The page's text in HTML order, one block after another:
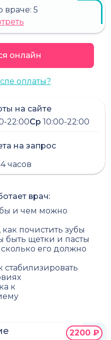
враче: 5
онлайн
оплаты?
на сайте
22:00Ср 10:00-22:00
на запрос
часов
2200 ₽
врач:
и чем можно
почистить зубы
быть щетки и пасты
его должно
стабилизировать
к